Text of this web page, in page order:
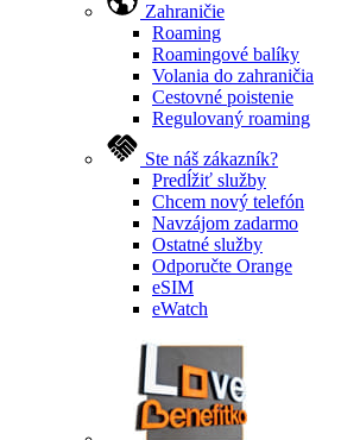
Zahraničie
Roaming
Roamingové balíky
Volania do zahraničia
Cestovné poistenie
Regulovaný roaming
Ste náš zákazník?
Predĺžiť služby
Chcem nový telefón
Navzájom zadarmo
Ostatné služby
Odporučte Orange
eSIM
eWatch